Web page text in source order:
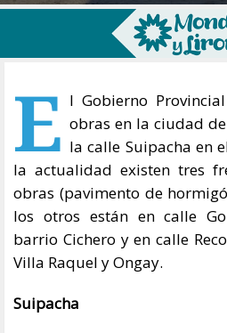
E l Gobierno
obras en la ciudad
la calle Suipacha en
la actualidad existen tres
obras (pavimento de
los otros están en calle
barrio Cichero y en calle
Villa Raquel y Ongay.
Suipacha